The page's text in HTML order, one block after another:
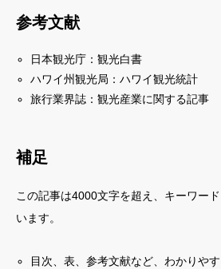
参考文献
日本観光庁：観光白書
ハワイ州観光局：ハワイ観光統計
旅行業界誌：観光産業に関する記事
補足
この記事は4000文字を超え、キーワー
います。
目次、表、参考文献など、わかりや